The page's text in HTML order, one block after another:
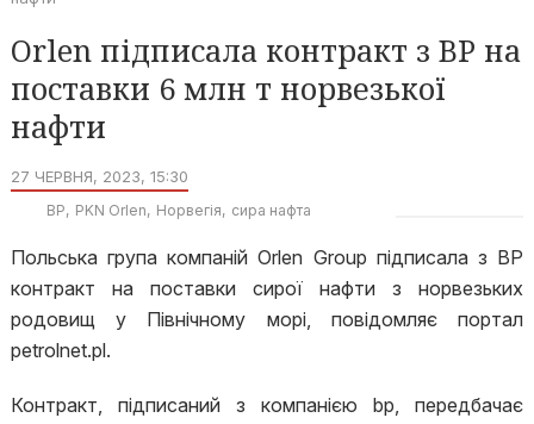
Orlen підписала контракт з BP на
поставки 6 млн т норвезької
нафти
27 ЧЕРВНЯ, 2023, 15:30
BP PKN Orlen Норвегія сира нафта
Польська група компаній Orlen Group підписала з BP
контракт на поставки сирої нафти з норвезьких
родовищ у Північному морі, повідомляє портал
petrolnet.pl.
Контракт, підписаний з компанією bp, передбачає